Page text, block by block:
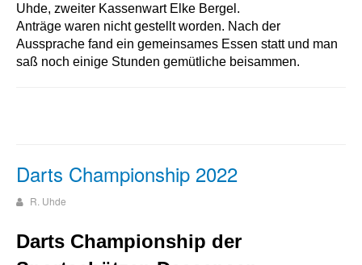
Uhde, zweiter Kassenwart Elke Bergel.
Anträge waren nicht gestellt worden. Nach der
Aussprache fand ein gemeinsames Essen statt und man
saß noch einige Stunden gemütliche beisammen.
Darts Championship 2022
R. Uhde
Darts Championship der